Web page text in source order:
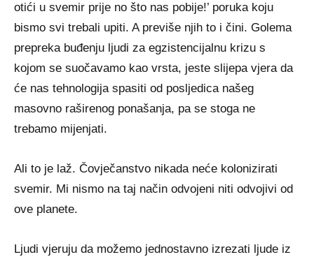
otići u svemir prije no što nas pobije!’ poruka koju
bismo svi trebali upiti. A previše njih to i čini. Golema
prepreka buđenju ljudi za egzistencijalnu krizu s
kojom se suočavamo kao vrsta, jeste slijepa vjera da
će nas tehnologija spasiti od posljedica našeg
masovno raširenog ponašanja, pa se stoga ne
trebamo mijenjati.
Ali to je laž. Čovječanstvo nikada neće kolonizirati
svemir. Mi nismo na taj način odvojeni niti odvojivi od
ove planete.
Ljudi vjeruju da možemo jednostavno izrezati ljude iz